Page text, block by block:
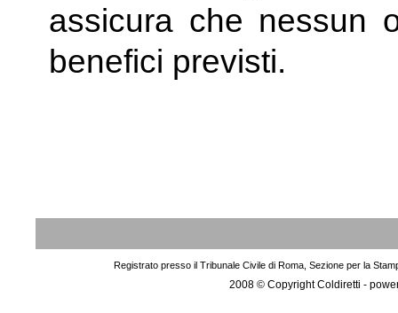
assicura che nessun
benefici previsti.
Registrato presso il Tribunale Civile di Roma, Sezione per la
2008 © Copyright Coldiretti -